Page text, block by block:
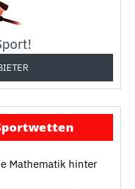
Mathematik hinter